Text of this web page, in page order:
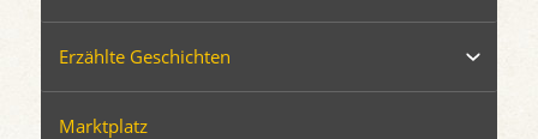
Erzählte Geschichten
Marktplatz